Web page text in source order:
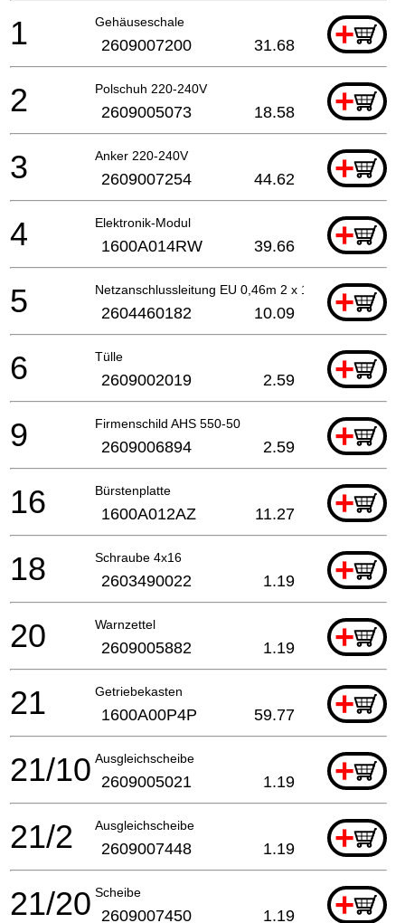
Gehäuseschale +
1 2609007200 31.68
Polschuh 220-240V +
2 2609005073 18.58
Anker 220-240V +
3 2609007254 44.62
Elektronik-Modul +
4 1600A014RW 39.66
Netzanschlussleitung EU 0,46m 2 x 1,0mm H05 VV-F
+
5 2604460182 10.09
Tülle +
6 2609002019 2.59
Firmenschild AHS 550-50 +
9 2609006894 2.59
Bürstenplatte +
16 1600A012AZ 11.27
Schraube 4x16 +
18 2603490022 1.19
Warnzettel +
20 2609005882 1.19
Getriebekasten +
21 1600A00P4P 59.77
Ausgleichscheibe +
21/10 2609005021 1.19
Ausgleichscheibe +
21/2 2609007448 1.19
Scheibe +
21/20 2609007450 1.19